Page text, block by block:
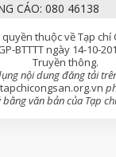
CÁO: 080 46138
quyền thuộc về Tạp chí
BTTTT ngày 14-10-
Truyền thông.
nội dung đăng tải
văn bản của Tạp